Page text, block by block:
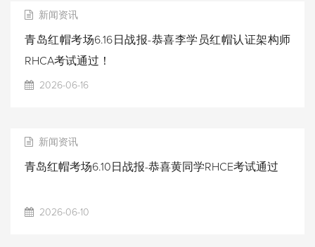
新闻资讯
青岛红帽考场6.16日战报-恭喜李学员红帽认证架构师
RHCA考试通过！
2026-06-16
新闻资讯
青岛红帽考场6.10日战报-恭喜黄同学RHCE考试通过
2026-06-10